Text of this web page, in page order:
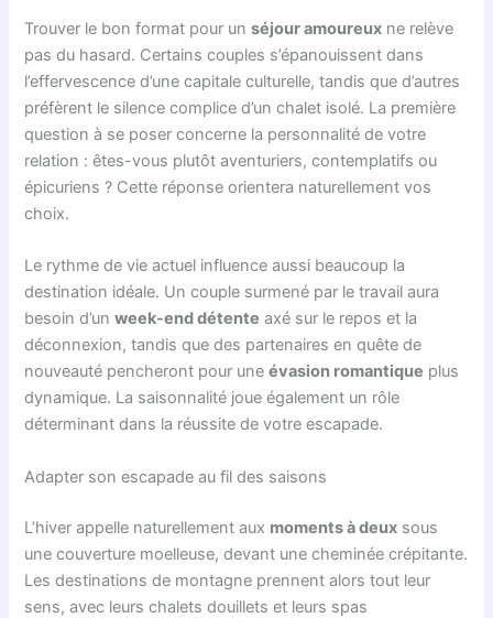
Trouver le bon format pour unséjour amoureux ne relève
pas du hasard. Certains couples s’épanouissent dans
l’effervescence d’une capitale culturelle, tandis que d’autres
préfèrent le silence complice d’un chalet isolé. La première
question à se poser concerne la personnalité de votre
relation : êtes-vous plutôt aventuriers, contemplatifs ou
épicuriens ? Cette réponse orientera naturellement vos
choix.
Le rythme de vie actuel influence aussi beaucoup la
destination idéale. Un couple surmené par le travail aura
besoin d’unweek-end détente axé sur le repos et la
déconnexion, tandis que des partenaires en quête de
nouveauté pencheront pour uneévasion romantique plus
dynamique. La saisonnalité joue également un rôle
déterminant dans la réussite de votre escapade.
Adapter son escapade au fil des saisons
L’hiver appelle naturellement aux moments à deux sous
une couverture moelleuse, devant une cheminée crépitante.
Les destinations de montagne prennent alors tout leur
sens, avec leurs chalets douillets et leurs spas